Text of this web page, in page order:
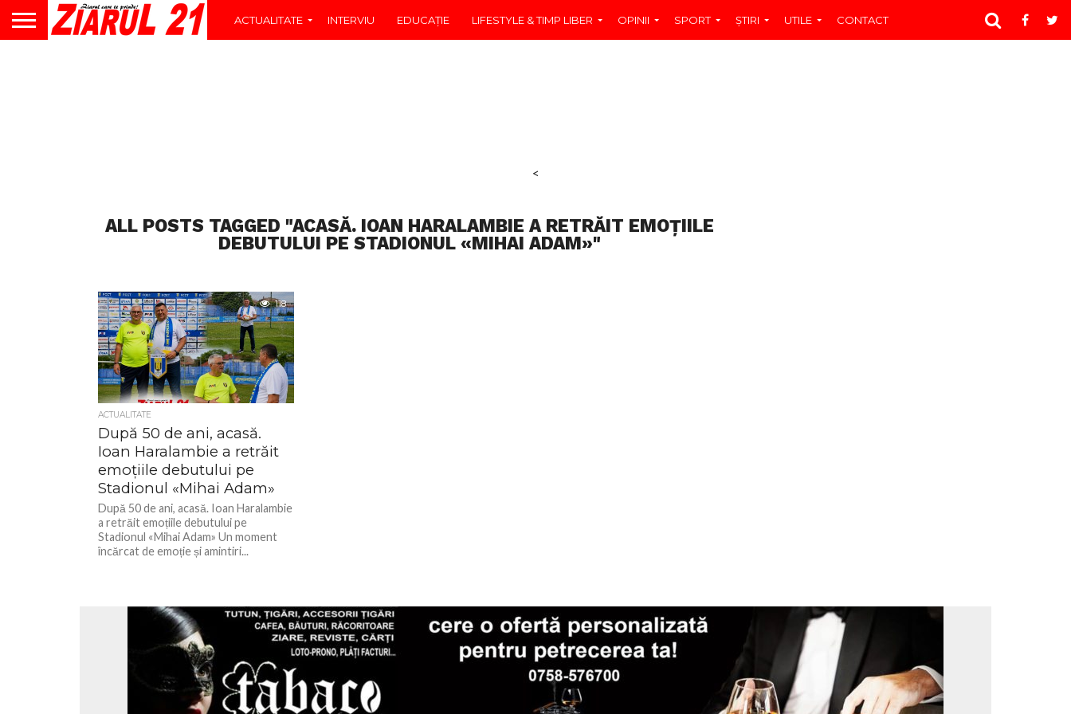
ACTUALITATE INTERVIU EDUCAŢIE LIFESTYLE & TIMP LIBER OPINII SPORT ŞTIRI UTILE CONTACT
<
ALL POSTS TAGGED "ACASĂ. IOAN HARALAMBIE A RETRĂIT EMOȚIILE
DEBUTULUI PE STADIONUL «MIHAI ADAM»"
118
ACTUALITATE
După 50 de ani, acasă.
Ioan Haralambie a retrăit
emoțiile debutului pe
Stadionul «Mihai Adam»
După 50 de ani, acasă. Ioan Haralambie
a retrăit emoțiile debutului pe
Stadionul «Mihai Adam» Un moment
încărcat de emoție și amintiri...